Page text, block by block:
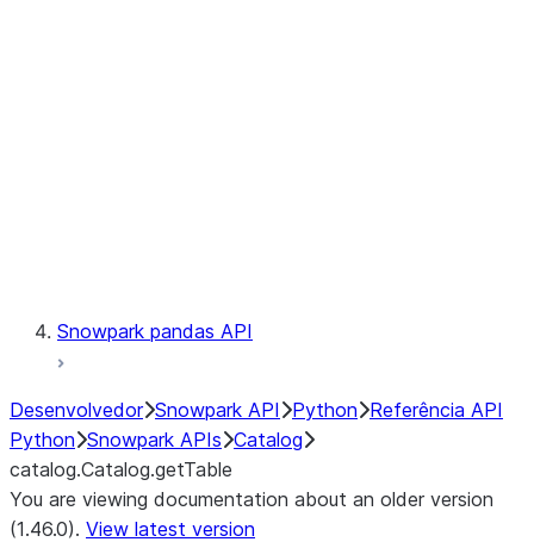
Snowpark pandas API
Desenvolvedor Snowpark API Python Referência API
Python Snowpark APIs Catalog
catalog.Catalog.getTable
You are viewing documentation about an older version
(1.46.0). View latest version